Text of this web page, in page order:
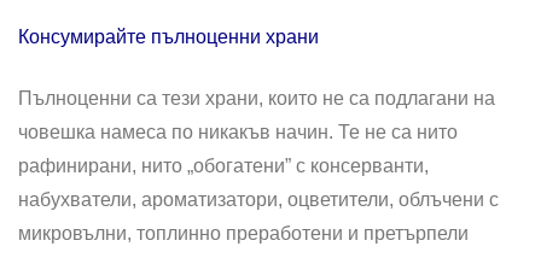
Консумирайте пълноценни храни
Пълноценни са тези храни, които не са подлагани на
човешка намеса по никакъв начин. Те не са нито
рафинирани, нито „обогатени” с консерванти,
набухватели, ароматизатори, оцветители, облъчени с
микровълни, топлинно преработени и претърпели